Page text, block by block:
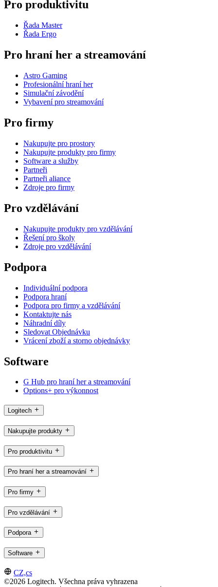
Pro produktivitu
Řada Master
Řada Ergo
Pro hraní her a streamování
Astro Gaming
Profesionální hraní her
Simulační závodění
Vybavení pro streamování
Pro firmy
Nakupujte pro prostory
Nakupujte produkty pro firmy
Software a služby
Partneři
Partneři aliance
Zdroje pro firmy
Pro vzdělávání
Nakupujte produkty pro vzdělávání
Řešení pro školy
Zdroje pro vzdělávání
Podpora
Individuální podpora
Podpora hraní
Podpora pro firmy a vzdělávání
Kontaktujte nás
Náhradní díly
Sledovat Objednávku
Vrácení zboží a storno objednávky
Software
G Hub pro hraní her a streamování
Options+ pro výkonnost
Logitech
Nakupujte produkty
Pro produktivitu
Pro hraní her a streamování
Pro firmy
Pro vzdělávání
Podpora
Software
CZ,cs
©2026 Logitech. Všechna práva vyhrazena